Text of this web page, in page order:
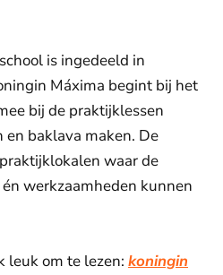
is ingedeeld in
Máxima begint bij het
bij de praktijklessen
baklava maken. De
waar de
werkzaamheden kunnen
leuk om te lezen: koningin